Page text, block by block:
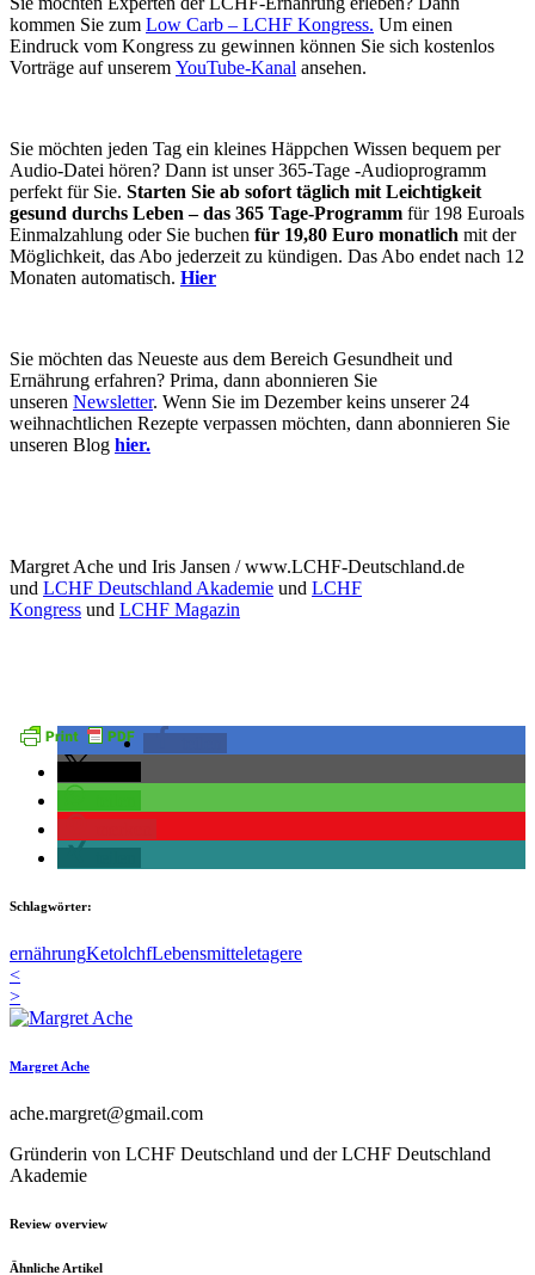
kommen Sie zum Low Carb – LCHF Kongress. Um einen
Eindruck vom Kongress zu gewinnen können Sie sich kostenlos
Vorträge auf unserem YouTube-Kanal ansehen.
Sie möchten jeden Tag ein kleines Häppchen Wissen bequem per
Audio-Datei hören? Dann ist unser 365-Tage -Audioprogramm
perfekt für Sie. Starten Sie ab sofort täglich mit Leichtigkeit
gesund durchs Leben – das 365 Tage-Programm für 198 Euroals
Einmalzahlung oder Sie buchen für 19,80 Euro monatlich mit der
Möglichkeit, das Abo jederzeit zu kündigen. Das Abo endet nach 12
Monaten automatisch. Hier
Sie möchten das Neueste aus dem Bereich Gesundheit und
Ernährung erfahren? Prima, dann abonnieren Sie
unseren Newsletter. Wenn Sie im Dezember keins unserer 24
weihnachtlichen Rezepte verpassen möchten, dann abonnieren Sie
unseren Blog hier.
Margret Ache und Iris Jansen / www.LCHF-Deutschland.de
und LCHF Deutschland Akademie und LCHF
Kongress und LCHF Magazin
Schlagwörter:
ernährungKetolchfLebensmitteletagere
<
>
Margret Ache
ache.margret@gmail.com
Gründerin von LCHF Deutschland und der LCHF Deutschland
Akademie
Review overview
Ähnliche Artikel